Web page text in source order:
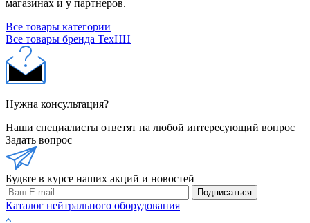
магазинах и у партнеров.
Все товары категории
Все товары бренда ТехНН
Нужна консультация?
Наши специалисты ответят на любой интересующий вопрос
Задать вопрос
Будьте в курсе наших акций и новостей
Подписаться
Каталог нейтрального оборудования